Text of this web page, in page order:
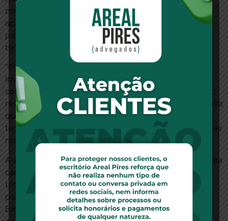
construtora em 2016 e diz que os primeiros
apartamentos deveriam ter sido entregues no ano
passado, mas até agora nenhuma obra foi feita no
terreno, em Tramandaí.
“Eles nos procuraram dizendo que era um ótimo
investimento. Que teria tudo, piscina, área esportiva”,
conta. “A gente entrava em contato com eles, eles não
respondiam, às vezes o pessoal do financeiro informava
que as obras estavam atrasadas e que eles estavam
tentando uma parceria, mas que ia ser construído, ia ser
resolvido, e nada”, completa Alessandra.
A aposentada Clarice Fátima Fila também comprou uma
casa no condomínio em Tramandaí, e pagou o valor
total de R$ 200 mil. “Esse valor foi muito expressivo
para retirar porque tinha dinheiro de aposentadoria.
Então foi um ato de crueldade da empresa nos lesar